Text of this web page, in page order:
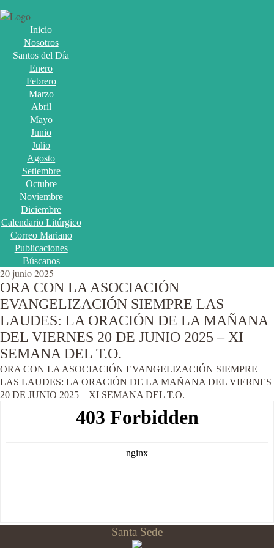
Inicio
Nosotros
Santos del Día
Enero
Febrero
Marzo
Abril
Mayo
Junio
Julio
Agosto
Setiembre
Octubre
Noviembre
Diciembre
Calendario Litúrgico
Correo Mariano
Publicaciones
Búscanos
20 junio 2025
ORA CON LA ASOCIACIÓN
EVANGELIZACIÓN SIEMPRE LAS
LAUDES: LA ORACIÓN DE LA MAÑANA
DEL VIERNES 20 DE JUNIO 2025 – XI
SEMANA DEL T.O.
ORA CON LA ASOCIACIÓN EVANGELIZACIÓN SIEMPRE
LAS LAUDES: LA ORACIÓN DE LA MAÑANA DEL VIERNES
20 DE JUNIO 2025 – XI SEMANA DEL T.O.
Santa Sede